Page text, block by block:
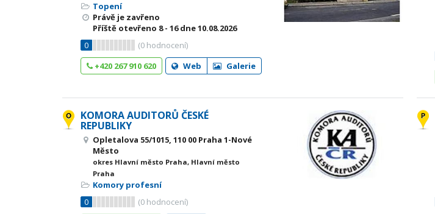
Topení
Právě je zavřeno
Příště otevřeno 8 - 16dne 10.08.2026
0
(0 hodnocení)
+420 267 910 620
Web Galerie
KOMORA AUDITORŮ ČESKÉ
REPUBLIKY
Opletalova 55/1015, 110 00 Praha 1-Nové
Město
okres Hlavní město Praha, Hlavní město
Praha
Komory profesní
0
(0 hodnocení)